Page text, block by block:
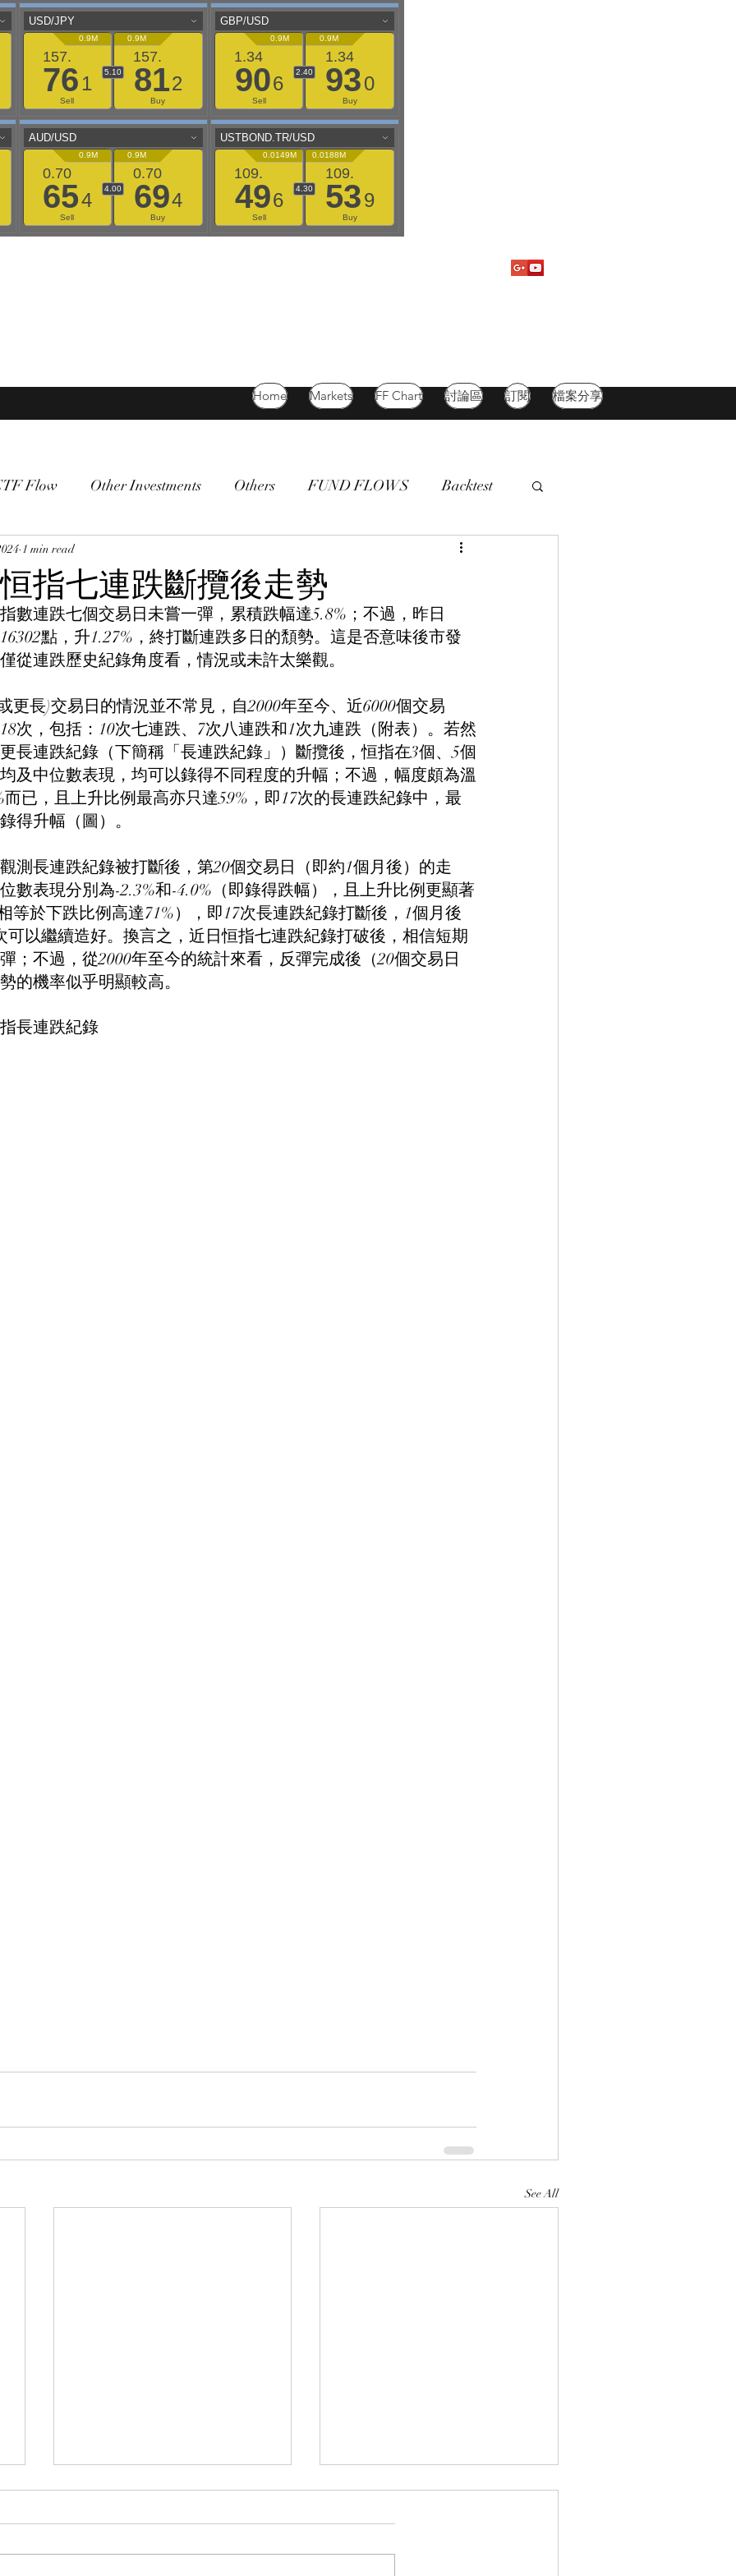
Home Markets FF Chart 討論區 訂閱 檔案分享
Flow Other Investments Others FUND FLOWS Backtest
bitcoin Oil
指七連跌斷攬後走勢
1 min read
數連跌七個交易日未嘗一彈，累積跌幅達5.8%；不過，昨日
點，升1.27%，終打斷連跌多日的頽勢。這是否意味後市發
從連跌歷史紀錄角度看，情況或未許太樂觀。
更長)交易日的情況並不常見，自2000年至今、近6000個交易
次，包括：10次七連跌、7次八連跌和1次九連跌（附表）。若然
長連跌紀錄（下簡稱「長連跌紀錄」）斷攬後，恒指在3個、5個
及中位數表現，均可以錄得不同程度的升幅；不過，幅度頗為溫
已，且上升比例最高亦只達59%，即17次的長連跌紀錄中，最
得升幅（圖）。
測長連跌紀錄被打斷後，第20個交易日（即約1個月後）的走
數表現分別為-2.3%和-4.0%（即錄得跌幅），且上升比例更顯著
等於下跌比例高達71%），即17次長連跌紀錄打斷後，1個月後
可以繼續造好。換言之，近日恒指七連跌紀錄打破後，相信短期
；不過，從2000年至今的統計來看，反彈完成後（20個交易日
的機率似乎明顯較高。
長連跌紀錄
See All